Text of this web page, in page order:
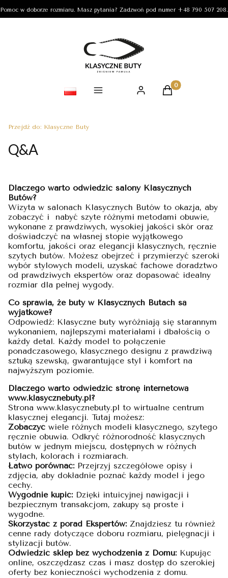
Pomoc w doborze rozmiaru. Masz pytania? Zadzwoń pod numer +48 790 507 208.
Produkty w
Przejdź do: Klasyczne Buty
Q&A
Dlaczego warto odwiedzić salony Klasycznych
Butów?
Wizyta w salonach Klasycznych Butów to okazja, aby
zobaczyć i nabyć szyte różnymi metodami obuwie,
wykonane z prawdziwych, wysokiej jakości skór oraz
doświadczyć na własnej stopie wyjątkowego
komfortu, jakości oraz elegancji klasycznych, ręcznie
szytych butów. Możesz obejrzeć i przymierzyć szeroki
wybór stylowych modeli, uzyskać fachowe doradztwo
od prawdziwych ekspertów oraz dopasować idealny
rozmiar dla pełnej wygody.
Co sprawia, że buty w Klasycznych Butach są
wyjątkowe?
Odpowiedź: Klasyczne buty wyróżniają się starannym
wykonaniem, najlepszymi materiałami i dbałością o
każdy detal. Każdy model to połączenie
ponadczasowego, klasycznego designu z prawdziwą
sztuką szewską, gwarantujące styl i komfort na
najwyższym poziomie.
Dlaczego warto odwiedzić stronę internetową
www.klasycznebuty.pl?
Strona www.klasycznebuty.pl to wirtualne centrum
klasycznej elegancji. Tutaj możesz:
Zobaczyć wiele różnych modeli klasycznego, szytego
ręcznie obuwia. Odkryć różnorodność klasycznych
butów w jednym miejscu, dostępnych w różnych
stylach, kolorach i rozmiarach.
Łatwo porównać:Przejrzyj szczegółowe opisy i
zdjęcia, aby dokładnie poznać każdy model i jego
cechy.
Wygodnie kupić:Dzięki intuicyjnej nawigacji i
bezpiecznym transakcjom, zakupy są proste i
wygodne.
Skorzystać z porad Ekspertów:Znajdziesz tu również
cenne rady dotyczące doboru rozmiaru, pielęgnacji i
stylizacji butów.
Odwiedzić sklep bez wychodzenia z Domu:Kupując
online, oszczędzasz czas i masz dostęp do szerokiej
oferty bez konieczności wychodzenia z domu.